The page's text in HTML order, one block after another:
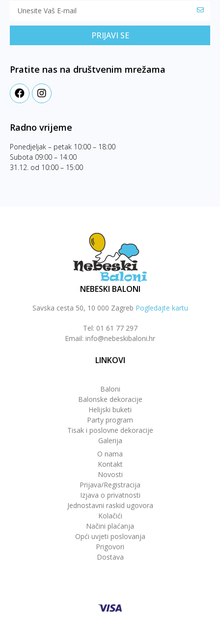
PRIJAVI SE
Pratite nas na društvenim mrežama
Radno vrijeme
Ponedjeljak – petak 10:00 – 18:00
Subota 09:00 – 14:00
31.12. od 10:00 – 15:00
NEBESKI BALONI
Savska cesta 50, 10 000 Zagreb Pogledajte kartu
Tel: 01 61 77 297
Email: info@nebeskibaloni.hr
LINKOVI
Baloni
Balonske dekoracije
Helijski buketi
Party program
Tisak i poslovne dekoracije
Galerija
O nama
Kontakt
Novosti
Prijava/Registracija
Izjava o privatnosti
Jednostavni raskid ugovora
Kolačići
Načini plaćanja
Opći uvjeti poslovanja
Prigovori
Dostava